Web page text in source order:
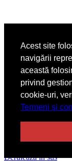
Acest site
navigării
această
privind
cookie-uri,
Termeni si
Derulează în sus